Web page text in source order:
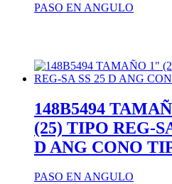
PASO EN ANGULO
148B5494
(25) TIPO REG-
D ANG CONO
PASO EN ANGULO